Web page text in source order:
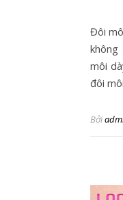
Đôi
môi
đôi
Bởi